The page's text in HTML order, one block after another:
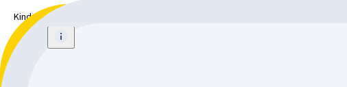
Kindervelo
Grösse